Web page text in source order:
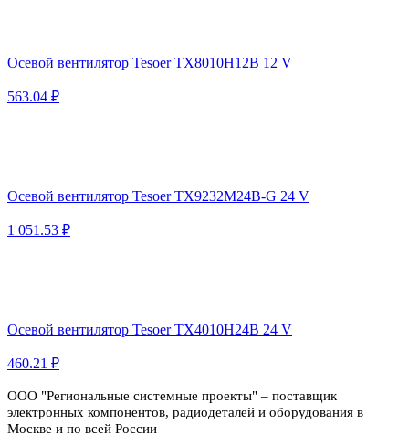
Осевой вентилятор Tesoer TX8010H12B 12 V
563.04 ₽
Осевой вентилятор Tesoer TX9232M24B-G 24 V
1 051.53 ₽
Осевой вентилятор Tesoer TX4010H24B 24 V
460.21 ₽
ООО "Региональные системные проекты" – поставщик
электронных компонентов, радиодеталей и оборудования в
Москве и по всей России